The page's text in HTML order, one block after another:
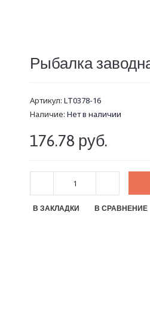
Рыбалка
Артикул: LT0378-16
Наличие: Нет в наличии
176.78 руб.
В ЗАКЛАДКИ В СРАВНЕНИЕ